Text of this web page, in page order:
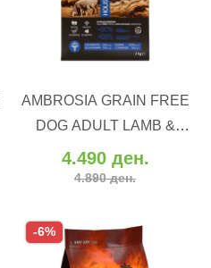
AMBROSIA GRAIN FREE
DOG ADULT LAMB &
FRESH SALMON (12 kg)
4.490 ден.
4.890 ден.
Додај во желби
Додај за споредба
-6%